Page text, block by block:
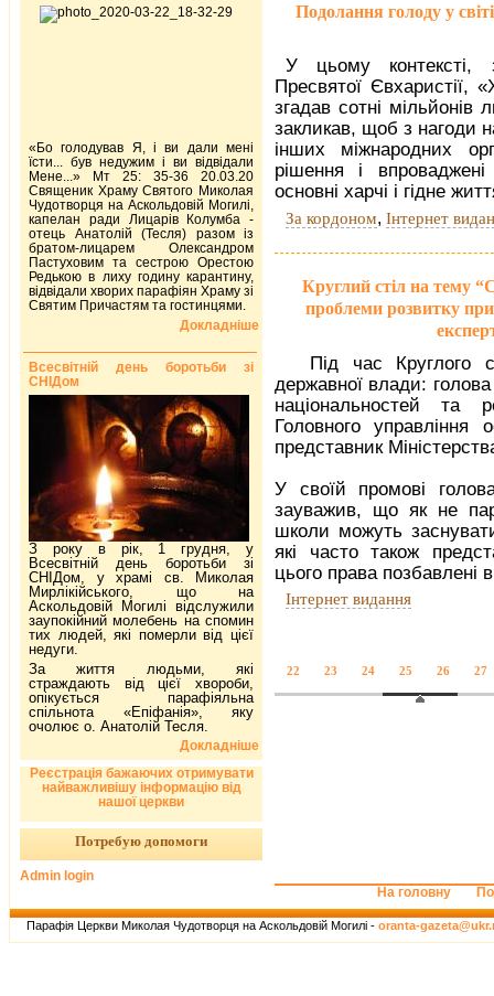
Подолання голоду у
У цьому контексті,
Пресвятої Євхаристії,
згадав сотні мільйонів
закликав, щоб з нагоди
інших міжнародних
рішення і
основні харчі і гідне
За кордоном, Інтернет
Круглий стіл на тему
проблеми розвитку
Під час Круглого
державної влади:
національностей та
Головного
представник
У своїй промові
зауважив, що як не
школи можуть
які часто також
цього права позбавлені
Інтернет видання
22 23 24 25 26 27
«Бо голодував Я, і ви дали мені
їсти... був недужим і ви відвідали
Мене...» Мт 25: 35-36 20.03.20
Священик Храму Святого Миколая
Чудотворця на Аскольдовій Могилі,
капелан ради Лицарів Колумба -
отець Анатолій (Тесля) разом із
братом-лицарем Олександром
Пастуховим та сестрою Орестою
Редькою в лиху годину карантину,
відвідали хворих парафіян Храму зі
Святим Причастям та гостинцями.
Докладніше
Всесвітній день боротьби зі
СНІДом
З року в рік, 1 грудня, у
Всесвітній день боротьби зі
СНІДом, у храмі св. Миколая
Мирлікійського, що на
Аскольдовій Могилі відслужили
заупокійний молебень на спомин
тих людей, які померли від цієї
недуги.
За життя людьми, які
страждають від цієї хвороби,
опікується парафіяльна
спільнота «Епіфанія», яку
очолює о. Анатолій Тесля.
Докладніше
Реєстрація бажаючих отримувати
найважливішу інформацію від
нашої церкви
Потребую допомоги
Admin login
На головну
Парафія Церкви Миколая Чудотворця на Аскольдовій Могилі - oranta-